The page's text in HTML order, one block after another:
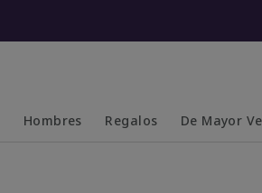
Hombres Regalos De Mayor